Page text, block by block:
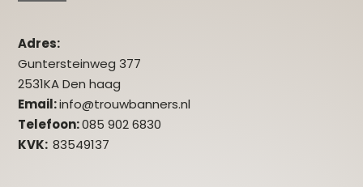
Adres:
Guntersteinweg 377
2531KA Den haag
Email:info@trouwbanners.nl
Telefoon:085 902 6830
KVK:83549137